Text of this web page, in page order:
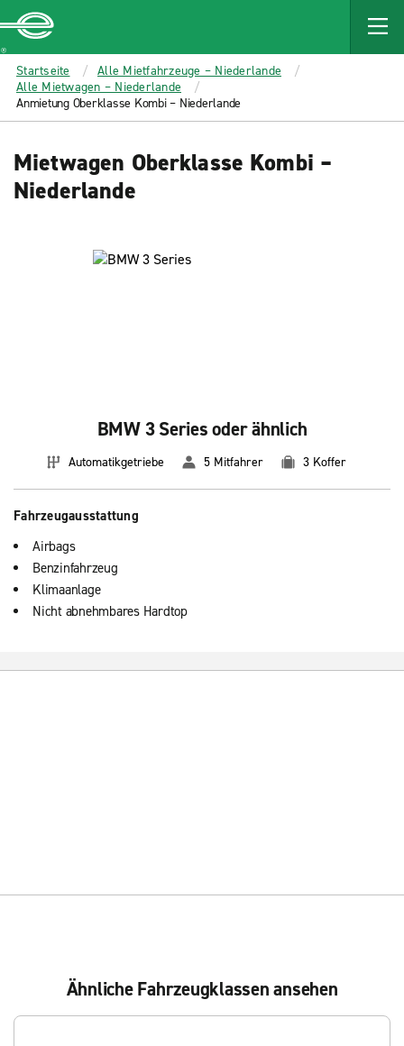
MAIN
CONTENT
Enterprise
Startseite
Alle Mietfahrzeuge – Niederlande
Alle Mietwagen – Niederlande
Anmietung Oberklasse Kombi – Niederlande
Mietwagen Oberklasse Kombi –
Niederlande
BMW 3 Series oder ähnlich
Automatikgetriebe 5 Mitfahrer 3 Koffer
Fahrzeugausstattung
Airbags
Benzinfahrzeug
Klimaanlage
Nicht abnehmbares Hardtop
Ähnliche Fahrzeugklassen ansehen